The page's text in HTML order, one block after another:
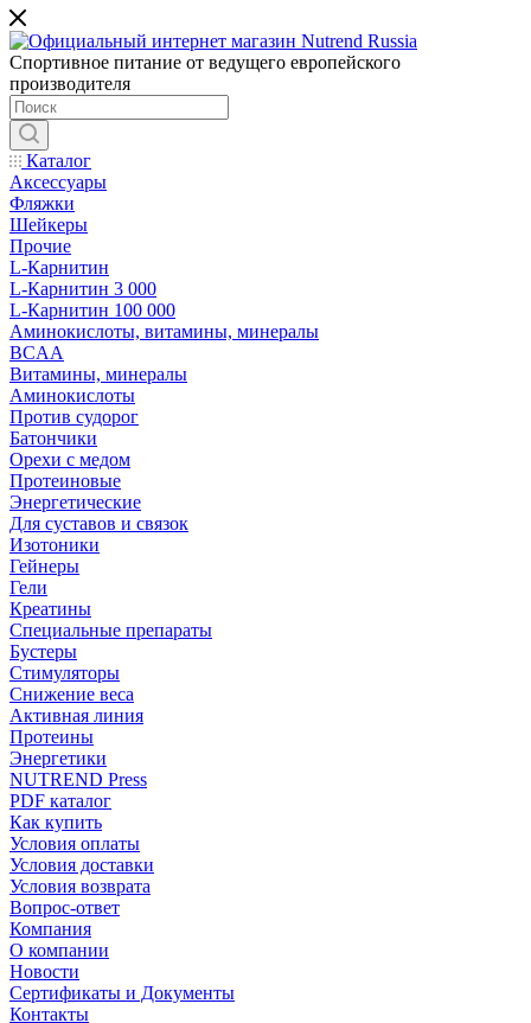
Спортивное питание от ведущего европейского
производителя
Каталог
Аксессуары
Фляжки
Шейкеры
Прочие
L-Карнитин
L-Карнитин 3 000
L-Карнитин 100 000
Аминокислоты, витамины, минералы
BCAA
Витамины, минералы
Аминокислоты
Против судорог
Батончики
Орехи с медом
Протеиновые
Энергетические
Для суставов и связок
Изотоники
Гейнеры
Гели
Креатины
Специальные препараты
Бустеры
Стимуляторы
Снижение веса
Активная линия
Протеины
Энергетики
NUTREND Press
PDF каталог
Как купить
Условия оплаты
Условия доставки
Условия возврата
Вопрос-ответ
Компания
О компании
Новости
Сертификаты и Документы
Контакты